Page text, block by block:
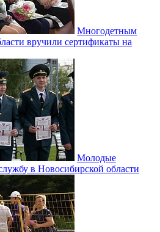
Многодетным
вручили сертификаты на
Молодые
в Новосибирской области